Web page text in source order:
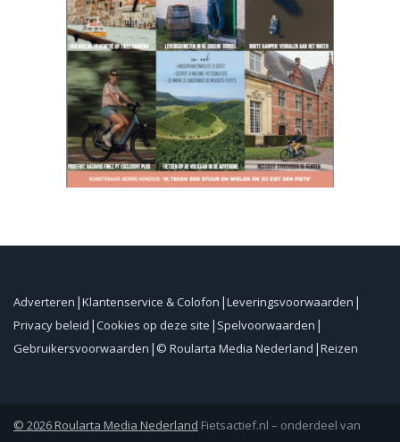
Adverteren Klantenservice & Colofon Leveringsvoorwaarden
Privacy beleid Cookies op deze site Spelvoorwaarden
Gebruikersvoorwaarden © Roularta Media Nederland Reizen
© 2026 Roularta Media Nederland Fietsactief.nl – onderdeel van